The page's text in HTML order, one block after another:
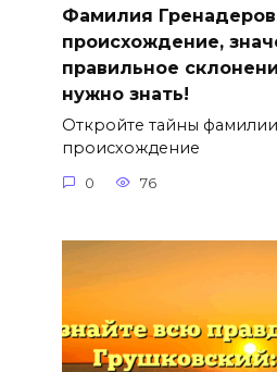
Фамилия
происхождение,
правильное
нужно знать!
Откройте тайны
происхождение
0 76